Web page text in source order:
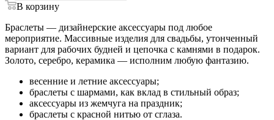
В корзину
Браслеты — дизайнерские аксессуары под любое
мероприятие. Массивные изделия для свадьбы, утонченный
вариант для рабочих будней и цепочка с камнями в подарок.
Золото, серебро, керамика — исполним любую фантазию.
весенние и летние аксессуары;
браслеты с шармами, как вклад в стильный образ;
аксессуары из жемчуга на праздник;
браслеты с красной нитью от сглаза.